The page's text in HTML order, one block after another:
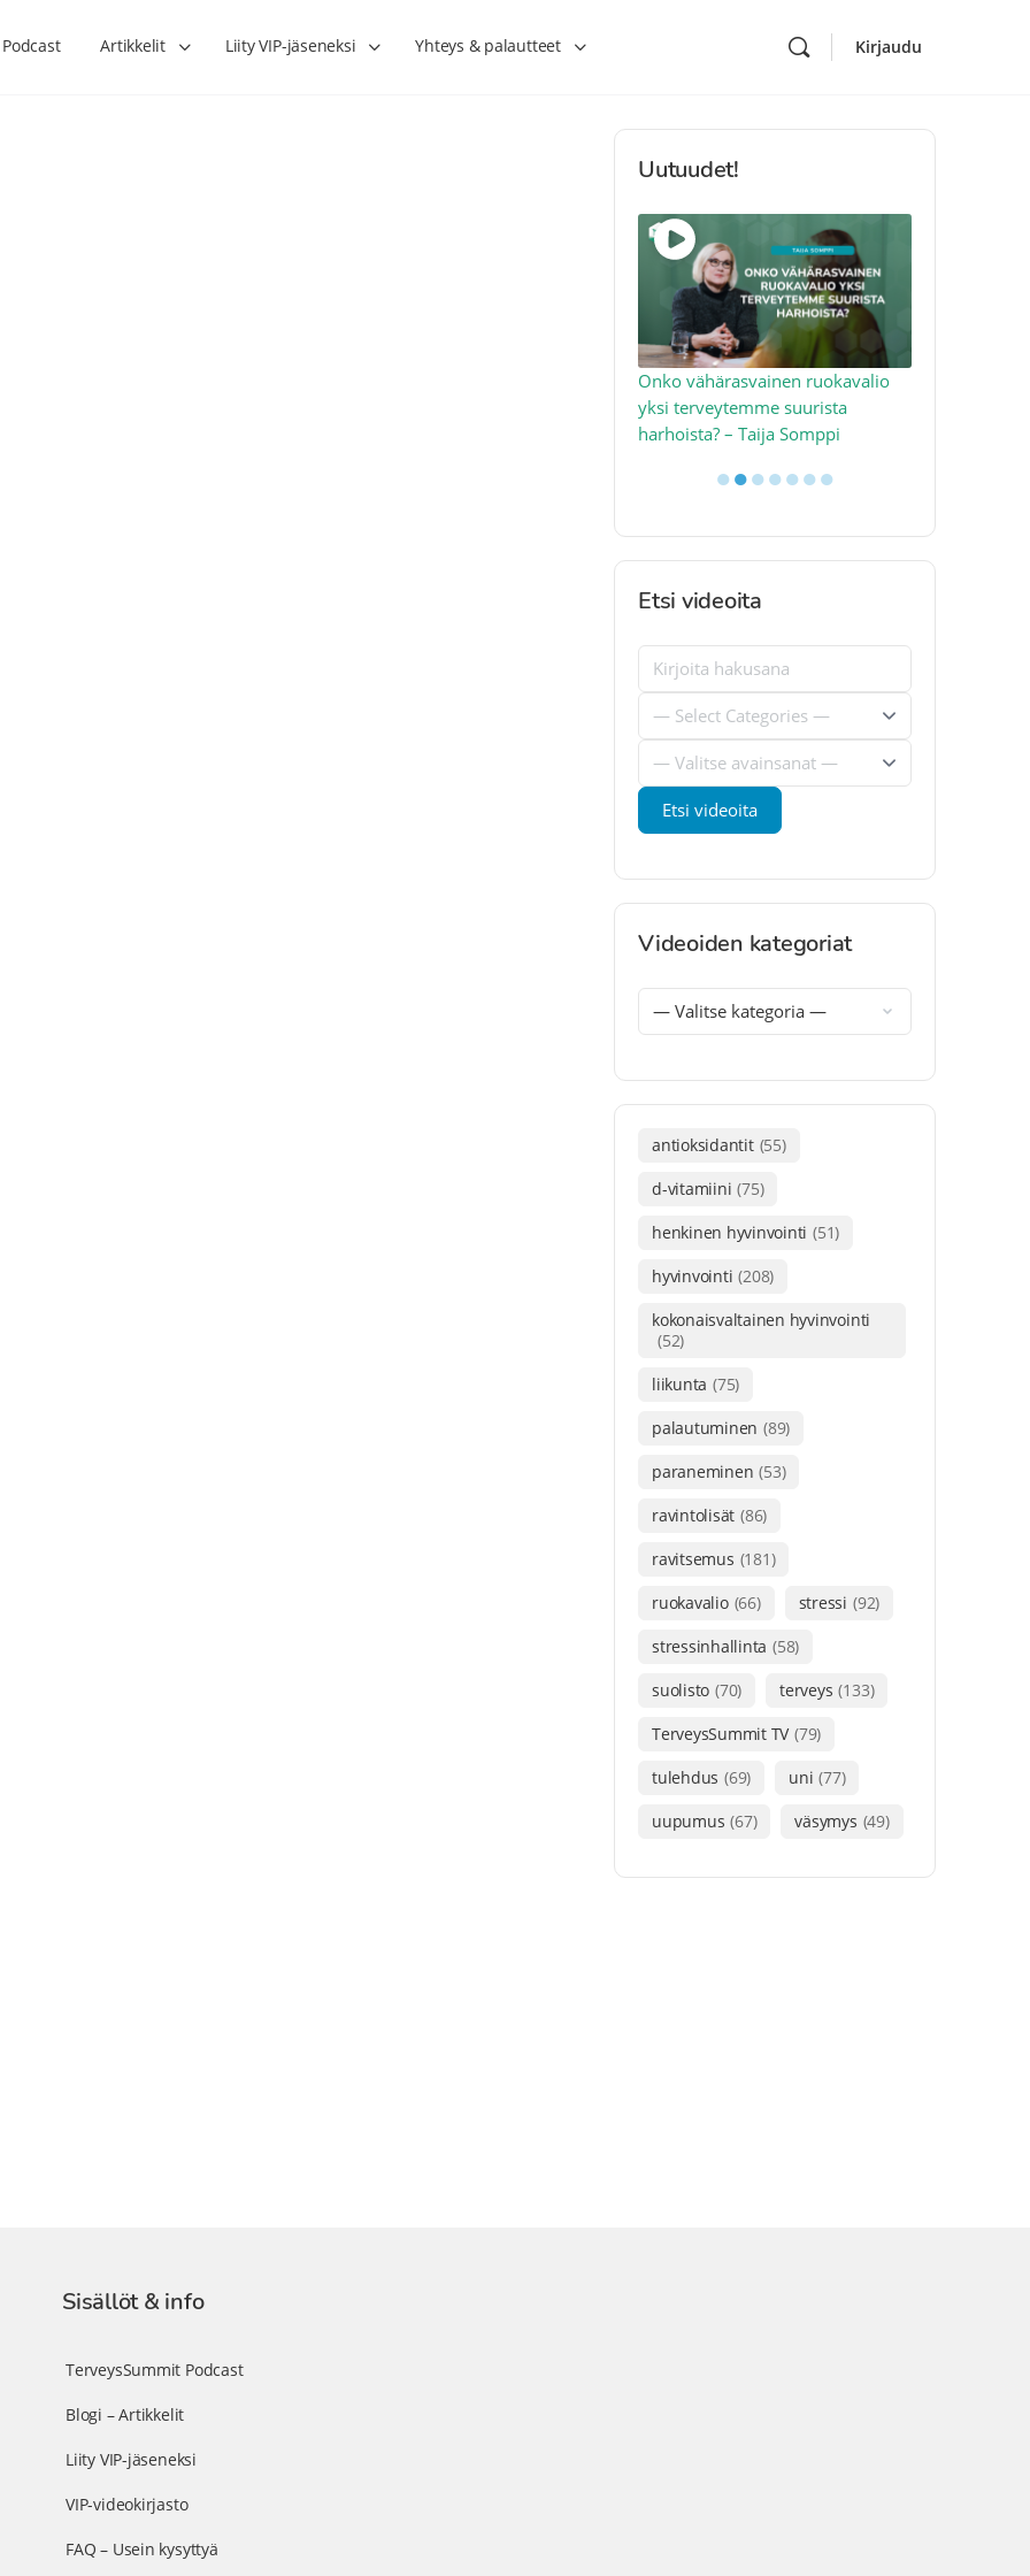
Podcast Artikkelit Liity VIP-jäseneksi Yhteys & palautteet Kirjaudu
Uutuudet!
Onko vähärasvainen ruokavalio
yksi terveytemme suurista
harhoista? – Taija Somppi
●●●●●●●
Etsi videoita
Videoiden kategoriat
antioksidantit (55)
d-vitamiini (75)
henkinen hyvinvointi (51)
hyvinvointi (208)
kokonaisvaltainen hyvinvointi
(52)
liikunta (75)
palautuminen (89)
paraneminen (53)
ravintolisät (86)
ravitsemus (181)
ruokavalio (66) stressi (92)
stressinhallinta (58)
suolisto (70) terveys (133)
TerveysSummit TV (79)
tulehdus (69) uni (77)
uupumus (67) väsymys (49)
Sisällöt & info
TerveysSummit Podcast
Blogi – Artikkelit
Liity VIP-jäseneksi
VIP-videokirjasto
FAQ – Usein kysyttyä